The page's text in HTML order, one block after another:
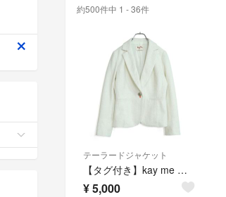
約500件中 1 - 36件
テーラードジャケット
【タグ付き】kay me ケイミー★ツイードが素敵♪テーラードジャケット サイズ7号 白系 z22483
¥5,000